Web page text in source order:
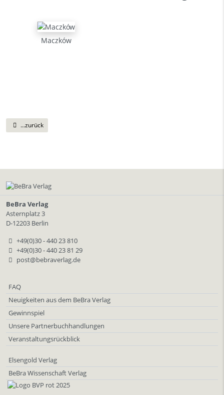
Maczków
...zurück
BeBra Verlag
Asternplatz 3
D-12203 Berlin
+49(0)30 - 440 23 810
+49(0)30 - 440 23 81 29
post@bebraverlag.de
FAQ
Neuigkeiten aus dem BeBra Verlag
Gewinnspiel
Unsere Partnerbuchhandlungen
Veranstaltungsrückblick
Elsengold Verlag
BeBra Wissenschaft Verlag